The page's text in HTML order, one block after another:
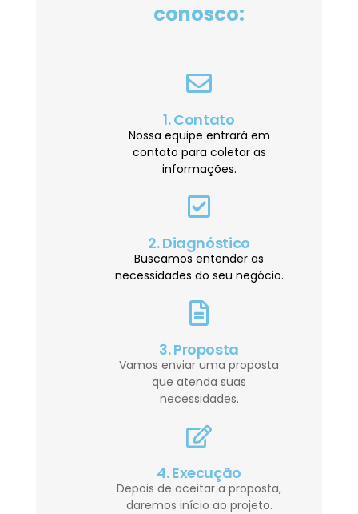
conosco:
1. Contato
Nossa equipe entrará em
contato para coletar as
informações.
2. Diagnóstico
Buscamos entender as
necessidades do seu negócio.
3. Proposta
Vamos enviar uma proposta
que atenda suas
necessidades.
4. Execução
Depois de aceitar a proposta,
daremos início ao projeto.